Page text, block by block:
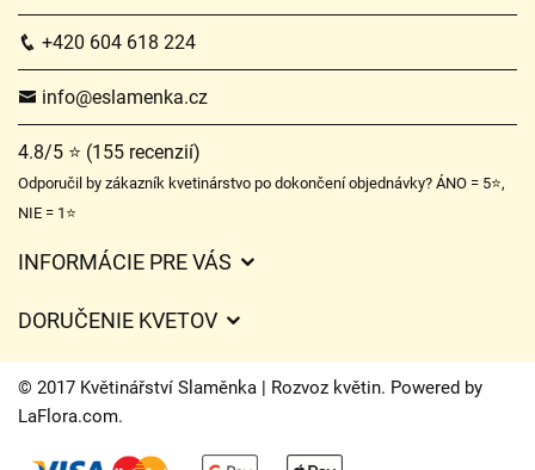
+420 604 618 224
info@eslamenka.cz
4.8/5 ⭐ (155 recenzií)
Odporučil by zákazník kvetinárstvo po dokončení objednávky? ÁNO = 5⭐,
NIE = 1⭐
INFORMÁCIE PRE VÁS
Časy doručenia kvetov – prehľad možností
DORUČENIE KVETOV
Poplatky za doručenie
Kam doručujeme kvety
© 2017 Květinářství Slaměnka | Rozvoz květin. Powered by
LaFlora.com.